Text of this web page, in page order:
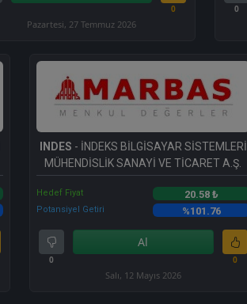
0
Pazartesi, 27 Temmuz 2026
0
INDES - İNDEKS BİLGİSAYAR SİSTEMLERİ
MÜHENDİSLİK SANAYİ VE TİCARET A.Ş.
Hedef Fiyat 20.58 ₺
Potansiyel Getiri %101.76
0
Al
0
Salı, 12 Mayıs 2026